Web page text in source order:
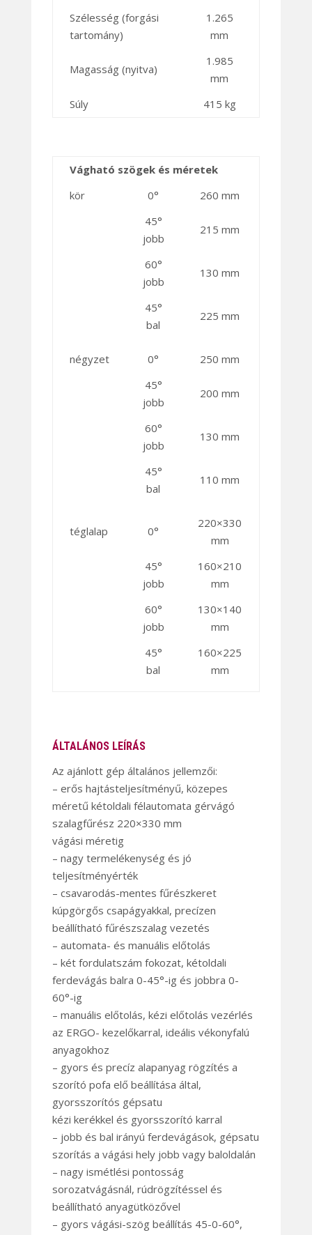
Szélesség (forgási
tartomány)
1.265
mm
Magasság (nyitva)
1.985
mm
Súly
415 kg
Vágható szögek és méretek
kör
0°
260 mm
45°
jobb
215 mm
60°
jobb
130 mm
45°
bal
225 mm
négyzet 0°
250 mm
45°
jobb
200 mm
60°
jobb
130 mm
45°
bal
110 mm
téglalap 0°
220×330
mm
45°
jobb
160×210
mm
60°
jobb
130×140
mm
45°
bal
160×225
mm
ÁLTALÁNOS LEÍRÁS
Az ajánlott gép általános jellemzői:
– erős hajtásteljesítményű, közepes
méretű kétoldali félautomata gérvágó
szalagfűrész 220×330 mm
vágási méretig
– nagy termelékenység és jó
teljesítményérték
– csavarodás-mentes fűrészkeret
kúpgörgős csapágyakkal, precízen
beállítható fűrészszalag vezetés
– automata- és manuális előtolás
– két fordulatszám fokozat, kétoldali
ferdevágás balra 0-45°-ig és jobbra 0-
60°-ig
– manuális előtolás, kézi előtolás vezérlés
az ERGO- kezelőkarral, ideális vékonyfalú
anyagokhoz
– gyors és precíz alapanyag rögzítés a
szorító pofa elő beállítása által,
gyorsszorítós gépsatu
kézi kerékkel és gyorsszorító karral
– jobb és bal irányú ferdevágások, gépsatu
szorítás a vágási hely jobb vagy baloldalán
– nagy ismétlési pontosság
sorozatvágásnál, rúdrögzítéssel és
beállítható anyagütközővel
– gyors vágási-szög beállítás 45-0-60°,